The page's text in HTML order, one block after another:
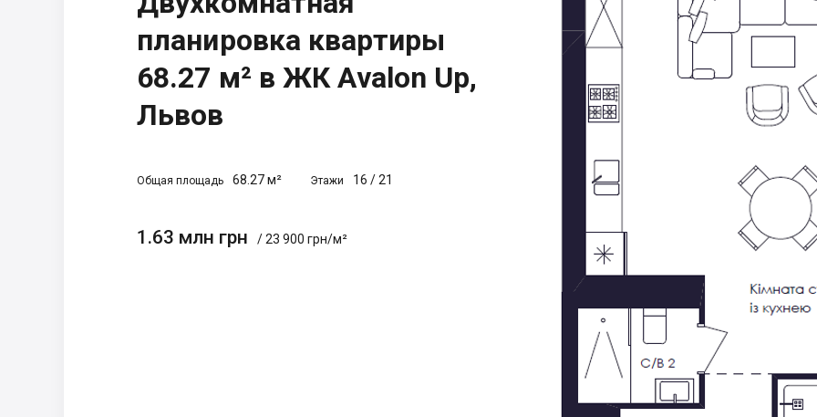
планировка квартиры
68.27 м² в ЖК Avalon Up,
Львов
Общая площадь 68.27 м² Этажи 16 /21
1.63 млн грн / 23 900 грн/м²